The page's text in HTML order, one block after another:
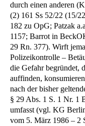
durch einen anderen
(2) 161 Ss 52/22 (15/
182 zu OpG; Patzak
1157; Barrot in
29 Rn. 377). Wirft
Polizeikontrolle –
die Gefahr begründet,
auffinden,
nach der bisher
§ 29 Abs. 1 S. 1 Nr. 1
umfasst (vgl. KG
vom 5. März 1986 – 2